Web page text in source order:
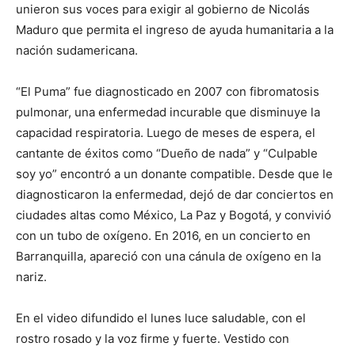
unieron sus voces para exigir al gobierno de Nicolás
Maduro que permita el ingreso de ayuda humanitaria a la
nación sudamericana.
“El Puma” fue diagnosticado en 2007 con fibromatosis
pulmonar, una enfermedad incurable que disminuye la
capacidad respiratoria. Luego de meses de espera, el
cantante de éxitos como “Dueño de nada” y “Culpable
soy yo” encontró a un donante compatible. Desde que le
diagnosticaron la enfermedad, dejó de dar conciertos en
ciudades altas como México, La Paz y Bogotá, y convivió
con un tubo de oxígeno. En 2016, en un concierto en
Barranquilla, apareció con una cánula de oxígeno en la
nariz.
En el video difundido el lunes luce saludable, con el
rostro rosado y la voz firme y fuerte. Vestido con